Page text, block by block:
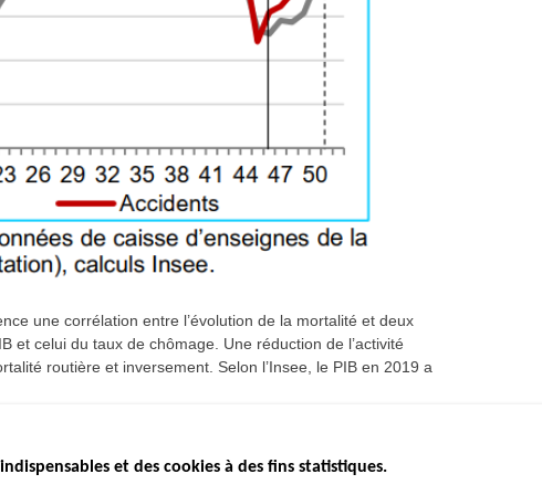
une corrélation entre l’évolution de la mortalité et deux
et celui du taux de chômage. Une réduction de l’activité
routière et inversement. Selon l’Insee, le PIB en 2019 a
et des cookies à des fins statistiques.